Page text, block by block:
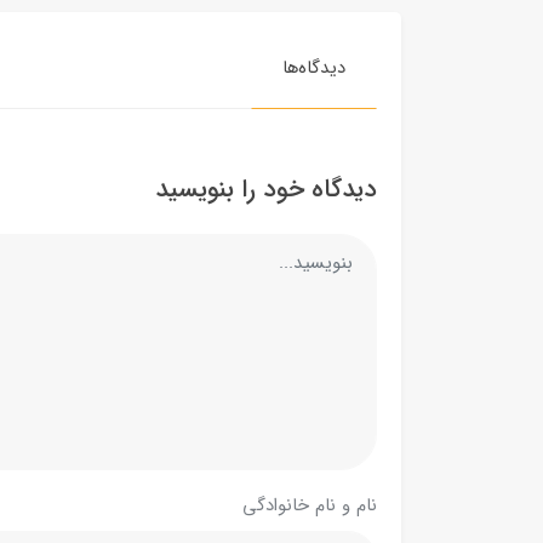
دیدگاه‌ها
دیدگاه خود را بنویسید
نام و نام خانوادگی